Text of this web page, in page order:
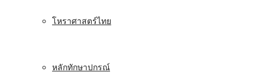
โหราศาสตร์ไทย
หลักทักษาปกรณ์